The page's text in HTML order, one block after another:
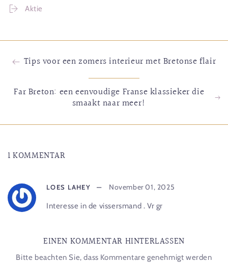
Aktie
Tips voor een zomers interieur met Bretonse flair
Far Breton: een eenvoudige Franse klassieker die
smaakt naar meer!
1 KOMMENTAR
LOES LAHEY November 01, 2025
Interesse in de vissersmand . Vr gr
EINEN KOMMENTAR HINTERLASSEN
Bitte beachten Sie, dass Kommentare genehmigt werden